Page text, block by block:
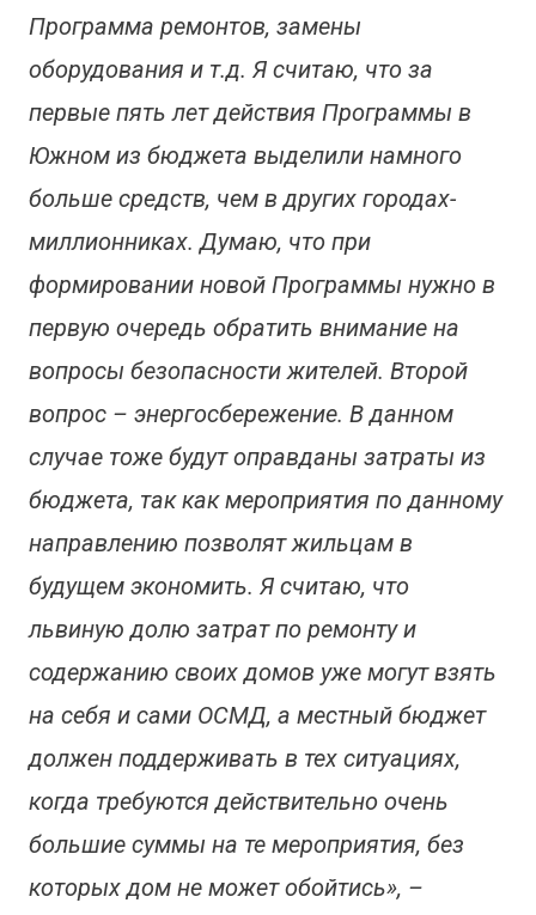
Программа ремонтов, замены
оборудования и т.д. Я считаю, что за
первые пять лет действия Программы в
Южном из бюджета выделили намного
больше средств, чем в других городах-
миллионниках. Думаю, что при
формировании новой Программы нужно в
первую очередь обратить внимание на
вопросы безопасности жителей. Второй
вопрос – энергосбережение. В данном
случае тоже будут оправданы затраты из
бюджета, так как мероприятия по данному
направлению позволят жильцам в
будущем экономить. Я считаю, что
львиную долю затрат по ремонту и
содержанию своих домов уже могут взять
на себя и сами ОСМД, а местный бюджет
должен поддерживать в тех ситуациях,
когда требуются действительно очень
большие суммы на те мероприятия, без
которых дом не может обойтись», –